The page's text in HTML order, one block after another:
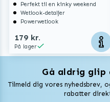
Perfekt til en kinky weekend
Wetlook-detaljer
Powerwetlook
179 kr.
På lager
Gå aldrig
Tilmeld dig vores nyhedsbrev,
rabatter
Vuxen Magazine